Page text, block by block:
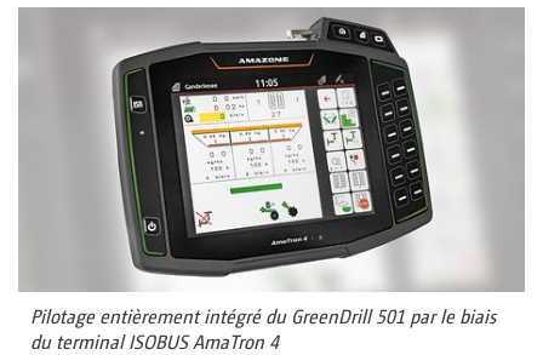
Pilotage entièrement intégré du GreenDrill 501 par le biais
du terminal ISOBUS AmaTron 4